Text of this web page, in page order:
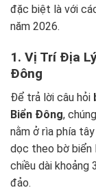
đặc biệt là với
năm 2026.
1. Vị Trí Địa
Đông
Để trả lời câu hỏi
Biển Đông,
nằm ở rìa phía
dọc theo bờ biển
chiều dài khoảng
đảo.